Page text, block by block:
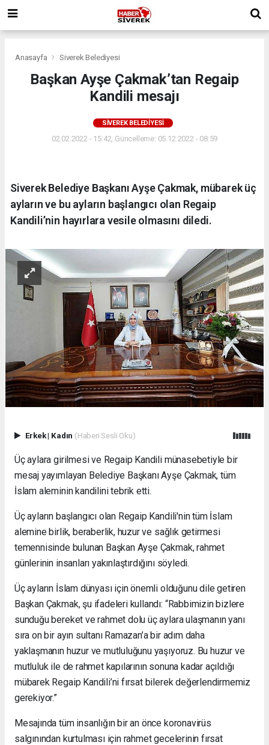
Anasayfa Siverek Belediyesi
Başkan Ayşe Çakmak’tan Regaip
Kandili mesajı
SIVEREK BELEDIYESI
02.02.2022 - 15:42, Güncelleme: 05.12.2022 - 08:59
Siverek Belediye Başkanı Ayşe Çakmak, mübarek üç
ayların ve bu ayların başlangıcı olan Regaip
Kandili’nin hayırlara vesile olmasını diledi.
Erkek| Kadın (Haberi Sesli Oku)
Üç aylara girilmesi ve Regaip Kandili münasebetiyle bir
mesaj yayımlayan Belediye Başkanı Ayşe Çakmak, tüm
İslam aleminin kandilini tebrik etti.
Üç ayların başlangıcı olan Regaip Kandili'nin tüm İslam
alemine birlik, beraberlik, huzur ve sağlık getirmesi
temennisinde bulunan Başkan Ayşe Çakmak, rahmet
günlerinin insanları yakınlaştırdığını söyledi.
Üç ayların İslam dünyası için önemli olduğunu dile getiren
Başkan Çakmak, şu ifadeleri kullandı: “Rabbimizin bizlere
sunduğu bereket ve rahmet dolu üç aylara ulaşmanın yanı
sıra on bir ayın sultanı Ramazan’a bir adım daha
yaklaşmanın huzur ve mutluluğunu yaşıyoruz. Bu huzur ve
mutluluk ile de rahmet kapılarının sonuna kadar açıldığı
mübarek Regaip Kandili’ni fırsat bilerek değerlendirmemiz
gerekiyor.”
Mesajında tüm insanlığın bir an önce koronavirüs
salgınından kurtulması için rahmet gecelerinin fırsat